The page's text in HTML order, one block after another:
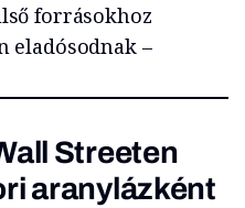
forrásokhoz
eladósodnak –
Streeten
aranylázként